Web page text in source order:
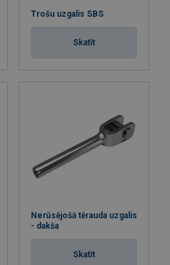
Trošu uzgalis SBS
Skatīt
Nerūsējošā tērauda uzgalis
- dakša
Skatīt